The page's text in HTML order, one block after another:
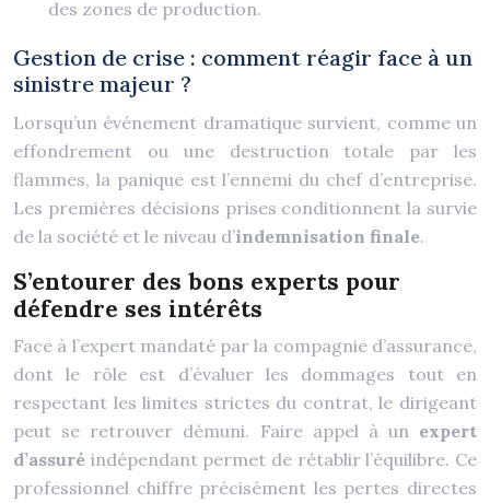
des zones de production.
Gestion de crise : comment réagir face à un
sinistre majeur ?
Lorsqu’un événement dramatique survient, comme un
effondrement ou une destruction totale par les
flammes, la panique est l’ennemi du chef d’entreprise.
Les premières décisions prises conditionnent la survie
de la société et le niveau d’indemnisation finale.
S’entourer des bons experts pour
défendre ses intérêts
Face à l’expert mandaté par la compagnie d’assurance,
dont le rôle est d’évaluer les dommages tout en
respectant les limites strictes du contrat, le dirigeant
peut se retrouver démuni. Faire appel à un expert
d’assuré indépendant permet de rétablir l’équilibre. Ce
professionnel chiffre précisément les pertes directes